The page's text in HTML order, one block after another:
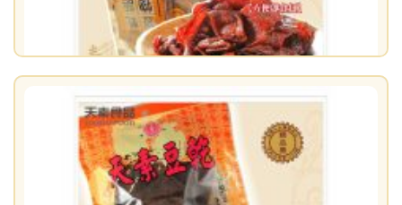
【天素】滷味豆乾 216g / 即食包（純素食）
原價：$120
售價：$100